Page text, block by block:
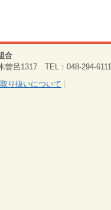
合
曽呂1317 TEL：048-294-
り扱いについて